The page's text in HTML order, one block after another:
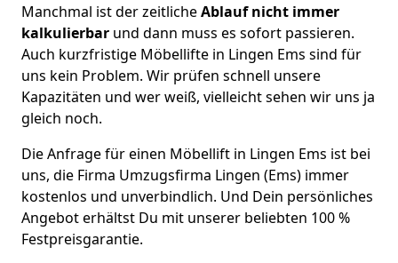
Manchmal ist der zeitlicheAblauf nicht immer
kalkulierbar und dann muss es sofort passieren.
Auch kurzfristige Möbellifte in Lingen Ems sind für
uns kein Problem. Wir prüfen schnell unsere
Kapazitäten und wer weiß, vielleicht sehen wir uns ja
gleich noch.
Die Anfrage für einen Möbellift in Lingen Ems ist bei
uns, die Firma Umzugsfirma Lingen (Ems) immer
kostenlos und unverbindlich. Und Dein persönliches
Angebot erhältst Du mit unserer beliebten 100 %
Festpreisgarantie.